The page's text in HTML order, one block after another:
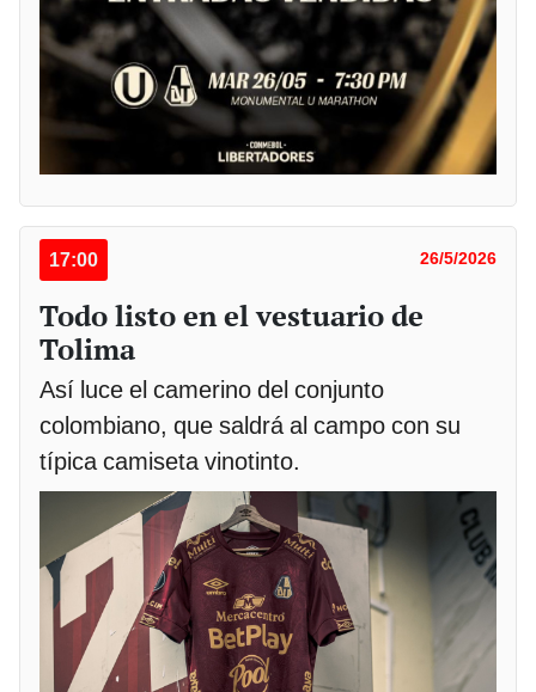
17:00 26/5/2026
Todo listo en el vestuario de
Tolima
Así luce el camerino del conjunto
colombiano, que saldrá al campo con su
típica camiseta vinotinto.